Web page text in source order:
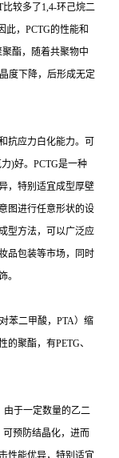
较多了1,4-环己烷二
此，PCTG的性能和
酯，随着共聚物中
度下降，后形成无定
抗应力白化能力。可
)好。PCTG是一种
，特别适宜成型厚壁
图进行任意形状的设
型方法，可以广泛应
品包装等市场，同时
。
苯二甲酸，PTA）缩
聚酯，有PETG、
由于一定数量的乙二
可预防结晶化，进而
性能优异，特别适宜